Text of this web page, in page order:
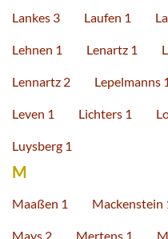
Lankes 3 Laufen 1
Lehnen 1 Lenartz 1
Lennartz 2 Lepelmanns 1
Leven 1 Lichters 1
Luysberg 1
M
Maaßen 1 Mackenstein
Mays 2 Mertens 1